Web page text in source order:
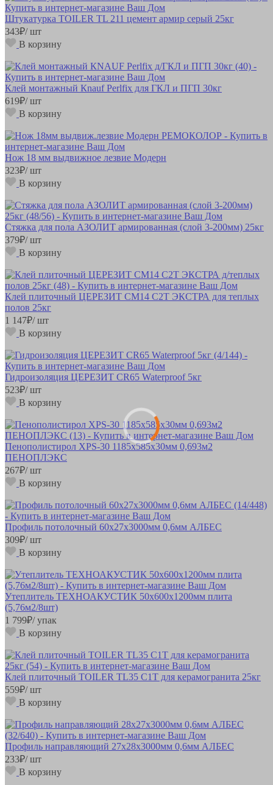
Штукатурка TOILER TL 211 цемент армир серый 25кг
343₽/ шт
В корзину
Клей монтажный Кnauf Perlfix для ГКЛ и ПГП 30кг
619₽/ шт
В корзину
Нож 18 мм выдвижное лезвие Модерн
323₽/ шт
В корзину
Стяжка для пола АЗОЛИТ армированная (слой 3-200мм) 25кг
379₽/ шт
В корзину
Клей плиточный ЦЕРЕЗИТ СМ14 C2T ЭКСТРА для теплых
полов 25кг
1 147₽/ шт
В корзину
Гидроизоляция ЦЕРЕЗИТ CR65 Waterproof 5кг
523₽/ шт
В корзину
Пенополистирол XPS-30 1185х585х30мм 0,693м2
ПЕНОПЛЭКС
267₽/ шт
В корзину
Профиль потолочный 60х27х3000мм 0,6мм АЛБЕС
309₽/ шт
В корзину
Утеплитель ТЕХНОАКУСТИК 50х600х1200мм плита
(5,76м2/8шт)
1 799₽/ упак
В корзину
Клей плиточный TOILER TL35 С1Т для керамогранита 25кг
559₽/ шт
В корзину
Профиль направляющий 27х28х3000мм 0,6мм АЛБЕС
233₽/ шт
В корзину